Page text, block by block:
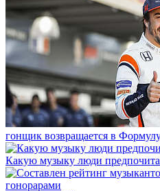
гонщик возвращается в
Какую музыку люди